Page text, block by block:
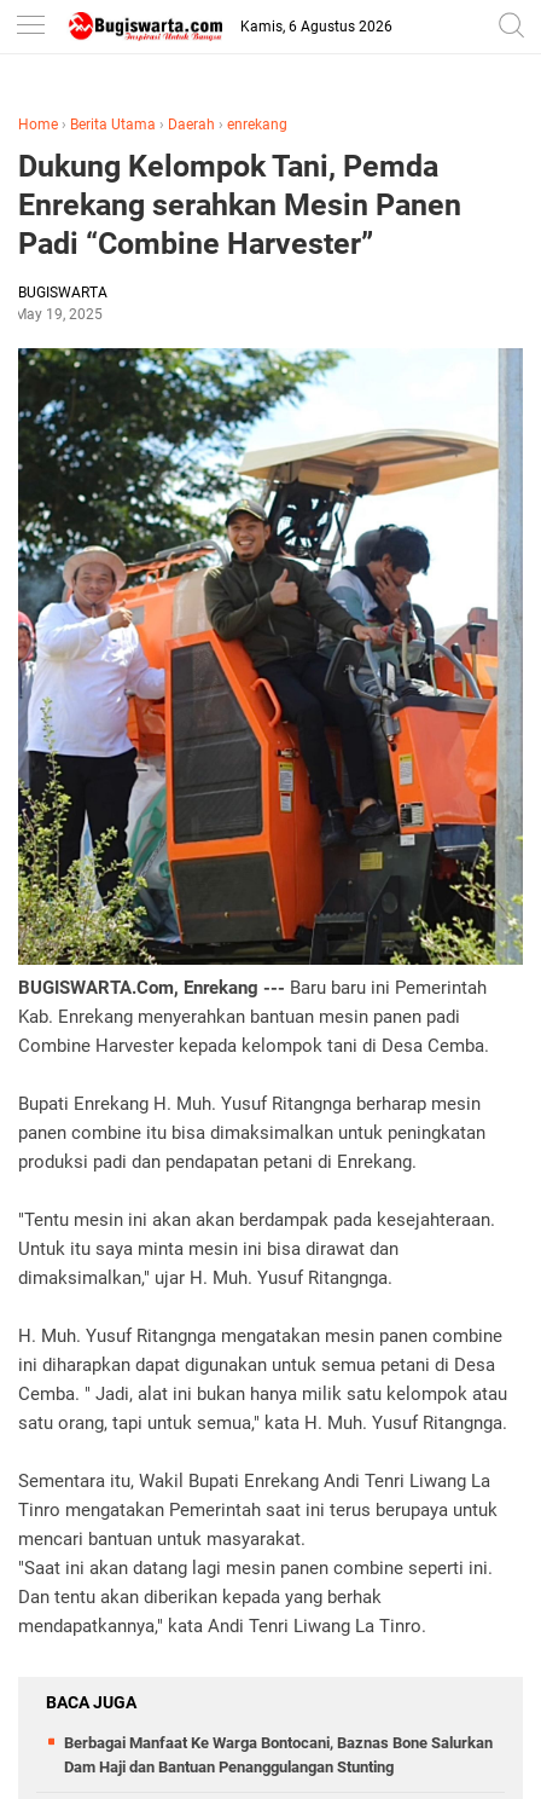
-->
Kamis, 6 Agustus 2026
Home › Berita Utama › Daerah › enrekang
Dukung Kelompok Tani, Pemda
Enrekang serahkan Mesin Panen
Padi “Combine Harvester”
BUGISWARTA
May 19, 2025
BUGISWARTA.Com, Enrekang --- Baru baru ini Pemerintah
Kab. Enrekang menyerahkan bantuan mesin panen padi
Combine Harvester kepada kelompok tani di Desa Cemba.
Bupati Enrekang H. Muh. Yusuf Ritangnga berharap mesin
panen combine itu bisa dimaksimalkan untuk peningkatan
produksi padi dan pendapatan petani di Enrekang.
"Tentu mesin ini akan akan berdampak pada kesejahteraan.
Untuk itu saya minta mesin ini bisa dirawat dan
dimaksimalkan," ujar H. Muh. Yusuf Ritangnga.
H. Muh. Yusuf Ritangnga mengatakan mesin panen combine
ini diharapkan dapat digunakan untuk semua petani di Desa
Cemba. " Jadi, alat ini bukan hanya milik satu kelompok atau
satu orang, tapi untuk semua," kata H. Muh. Yusuf Ritangnga.
Sementara itu, Wakil Bupati Enrekang Andi Tenri Liwang La
Tinro mengatakan Pemerintah saat ini terus berupaya untuk
mencari bantuan untuk masyarakat.
"Saat ini akan datang lagi mesin panen combine seperti ini.
Dan tentu akan diberikan kepada yang berhak
mendapatkannya," kata Andi Tenri Liwang La Tinro.
BACA JUGA
Berbagai Manfaat Ke Warga Bontocani, Baznas Bone Salurkan
Dam Haji dan Bantuan Penanggulangan Stunting